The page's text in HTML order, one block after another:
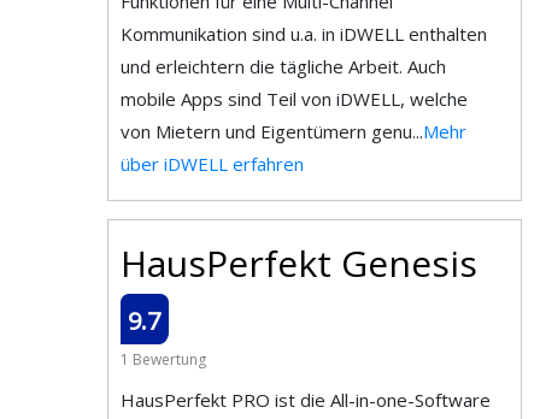
Kommunikation sind u.a. in iDWELL enthalten
und erleichtern die tägliche Arbeit. Auch
mobile Apps sind Teil von iDWELL, welche
von Mietern und Eigentümern genu...Mehr
über iDWELL erfahren
HausPerfekt Genesis
9.7
1 Bewertung
HausPerfekt PRO ist die All-in-one-Software